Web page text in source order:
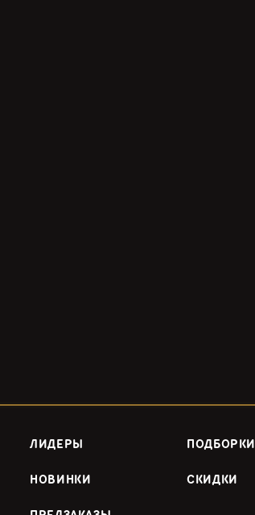
ЛИДЕРЫ ПОДБОРКИ
НОВИНКИ СКИДКИ